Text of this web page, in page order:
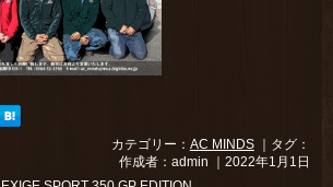
カテゴリー： AC MINDS｜タグ：
作成者：admin ｜2022年1月1日